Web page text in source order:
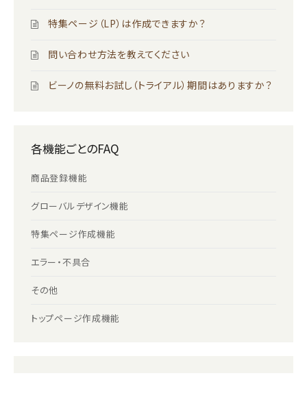
特集ページ（LP）は作成できますか？
問い合わせ方法を教えてください
ビーノの無料お試し（トライアル）期間はありますか？
各機能ごとのFAQ
商品登録機能
グローバルデザイン機能
特集ページ作成機能
エラー・不具合
その他
トップページ作成機能